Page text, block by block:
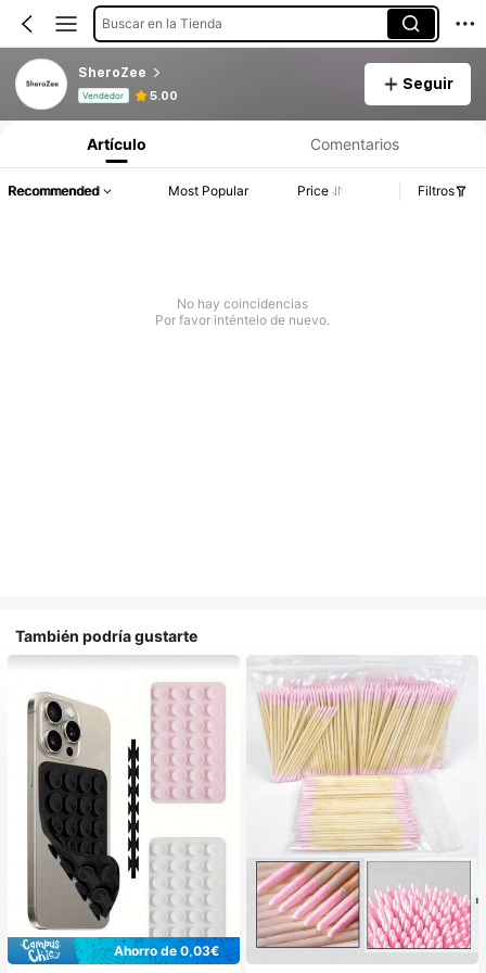
Buscar en la Tienda
SheroZee
Vendedor 5.00
Seguir
Artículo Comentarios
Recommended Most Popular Price Filtros
No hay coincidencias
Por favor inténtelo de nuevo.
También podría gustarte
Ahorro de 0,03€